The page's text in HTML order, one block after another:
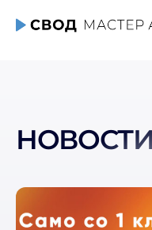
НОВОСТИ